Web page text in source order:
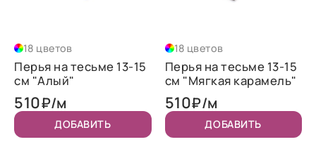
18 цветов
Перья на тесьме 13-15
см "Алый"
510₽/м
ДОБАВИТЬ
18 цветов
Перья на тесьме 13-15
см "Мягкая карамель"
510₽/м
ДОБАВИТЬ